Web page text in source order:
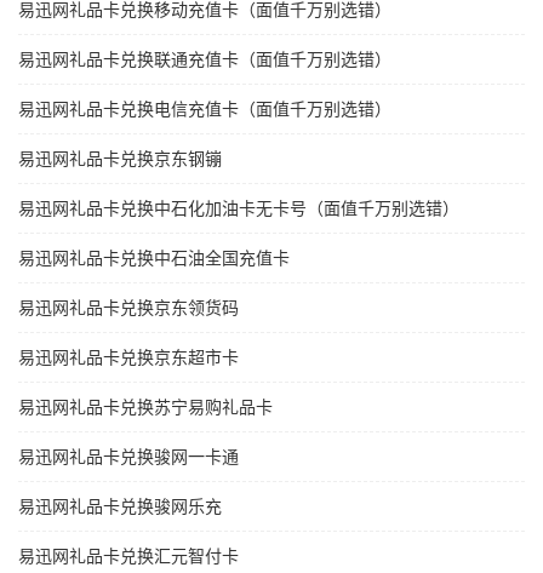
易迅网礼品卡兑换移动充值卡（面值千万别选错）
易迅网礼品卡兑换联通充值卡（面值千万别选错）
易迅网礼品卡兑换电信充值卡（面值千万别选错）
易迅网礼品卡兑换京东钢镚
易迅网礼品卡兑换中石化加油卡无卡号（面值千万别选错）
易迅网礼品卡兑换中石油全国充值卡
易迅网礼品卡兑换京东领货码
易迅网礼品卡兑换京东超市卡
易迅网礼品卡兑换苏宁易购礼品卡
易迅网礼品卡兑换骏网一卡通
易迅网礼品卡兑换骏网乐充
易迅网礼品卡兑换汇元智付卡